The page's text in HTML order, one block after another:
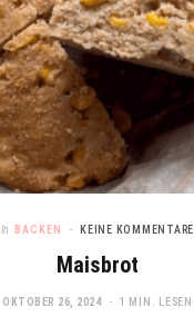
In BACKEN KEINE KOMMENTARE
Maisbrot
OKTOBER 26, 2024 1 MIN. LESEN